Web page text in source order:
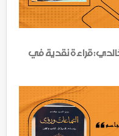
نقدية في